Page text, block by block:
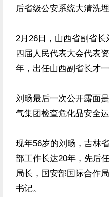
后省级公安系统大清洗埋
2月26日，山西省副省
四届人民代表大会代表
年，出任山西副省长才一
刘旸最后一次公开露面
气集团检查危化品安全运
现年56岁的刘旸，吉林
部工作长达20年，先后
局长，国安部国际合作
书记。